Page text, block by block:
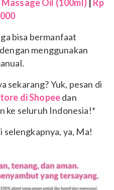
Massage Oil (100ml)|
Rp
bisa bermanfaat
menggunakan
sekarang? Yuk, pesan di
di Shopeedan
ke seluruh Indonesia!*
ya, Ma!